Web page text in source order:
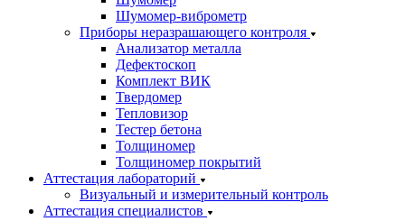
Шумомер-виброметр
Приборы неразрашающего контроля
Анализатор металла
Дефектоскоп
Комплект ВИК
Твердомер
Тепловизор
Тестер бетона
Толщиномер
Толщиномер покрытий
Аттестация лабораторий
Визуальный и измерительный контроль
Аттестация специалистов